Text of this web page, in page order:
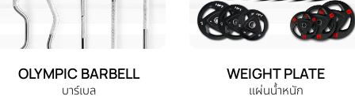
OLYMPIC BARBELL
บาร์เบล
WEIGHT PLATE
แผ่นน้ำหนัก